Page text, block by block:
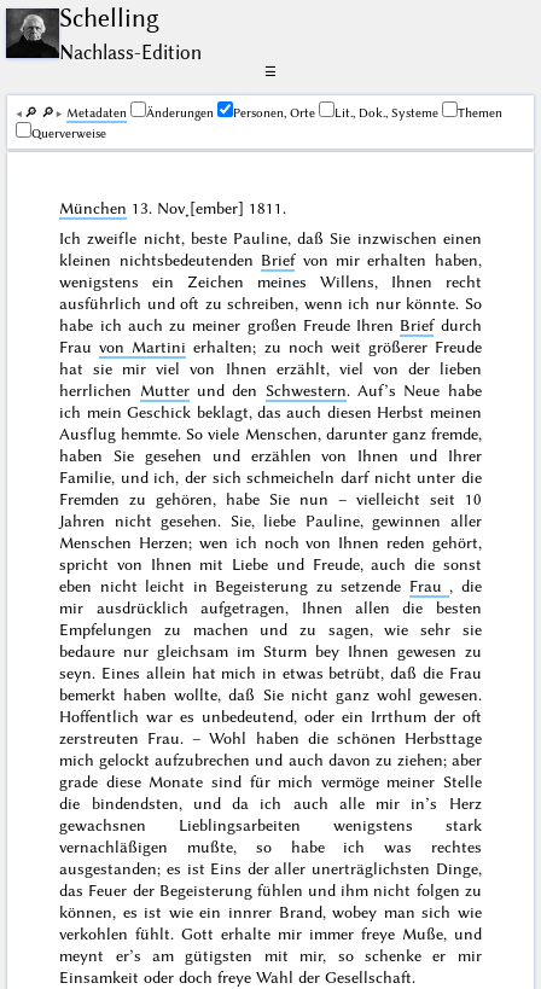
Schelling
Nachlass-Edition
☰
🔎︎ 🔎︎ Me­ta­da­ten Änderungen Personen, Orte Lit., Dok., Systeme
Themen
Querverweise
München 13. Nov˖[ember] 1811.
Ich zweifle nicht, beste Pauline, daß Sie inzwischen einen
kleinen nichtsbedeutenden Briefvon mir erhalten haben,
wenigstens ein Zeichen meines Willens, Ihnen recht
ausführlich und oft zu schreiben, wenn ich nur könnte. So
habe ich auch zu meiner großen Freude Ihren Briefdurch
Frauvon Martini erhalten; zu noch weit größerer Freude
hat sie mir viel von Ihnen erzählt, viel von der lieben
herrlichen Mutterund den Schwestern. Auf’s Neue habe
ich mein Geschick beklagt, das auch diesen Herbst meinen
Ausflug hemmte. So viele Menschen, darunter ganz fremde,
haben Sie gesehen und erzählen von Ihnen und Ihrer
Familie, und ich, der sich schmeicheln darf nicht unter die
Fremden zu gehören, habe Sie nun – vielleicht seit 10
Jahren nicht gesehen. Sie, liebe Pauline, gewinnen aller
Menschen Herzen; wen ich noch von Ihnen reden gehört,
spricht von Ihnen mit Liebe und Freude, auch die sonst
eben nicht leicht in Begeisterung zu setzende Frau, die
mir ausdrücklich aufgetragen, Ihnen allen die besten
Empfelungen zu machen und zu sagen, wie sehr sie
bedaure nur gleichsam im Sturm bey Ihnen gewesen zu
seyn. Eines allein hat mich in etwas betrübt, daß die Frau
bemerkt haben wollte, daß Sie nicht ganz wohl gewesen.
Hoffentlich war es unbedeutend, oder ein Irrthum der oft
zerstreuten Frau. – Wohl haben die schönen Herbsttage
mich gelockt aufzubrechen und auch davon zu ziehen; aber
grade diese Monate sind für mich vermöge meiner Stelle
die bindendsten, und da ich auch alle mir in’s Herz
gewachsnen Lieblingsarbeiten wenigstens stark
vernachläßigen mußte, so habe ich was rechtes
ausgestanden; es ist Eins der aller unerträglichsten Dinge,
das Feuer der Begeisterung fühlen und ihm nicht folgen zu
können, es ist wie ein innrer Brand, wobey man sich wie
verkohlen fühlt. Gott erhalte mir immer freye Muße, und
meynt er’s am gütigsten mit mir, so schenke er mir
Einsamkeit oder doch freye Wahl der Gesellschaft.